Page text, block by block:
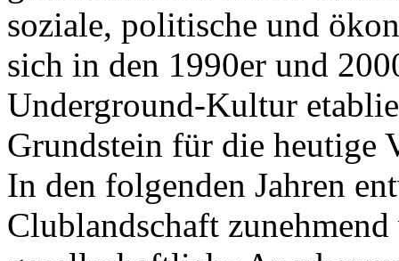
soziale, politische und
sich in den 1990er und
Underground-Kultur
Grundstein für die heutige
In den folgenden Jahren
Clublandschaft